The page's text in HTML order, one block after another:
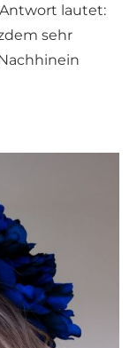
lautet:
sehr